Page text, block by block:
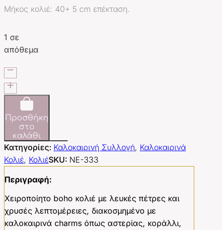
Μήκος κολιέ: 40+ 5 cm επέκταση.
1 σε
απόθεμα
Summer
Charms
White
ποσότητα
Προσθήκη
στο
καλάθι
Κατηγορίες: Καλοκαιρινή Συλλογή, Καλοκαιρινά
Κολιέ, ΚολιέSKU: NE-333
Περιγραφή:
Χειροποίητο boho κολιέ με λευκές πέτρες και
χρυσές λεπτομέρειες, διακοσμημένο με
καλοκαιρινά charms όπως αστερίας, κοράλλι,